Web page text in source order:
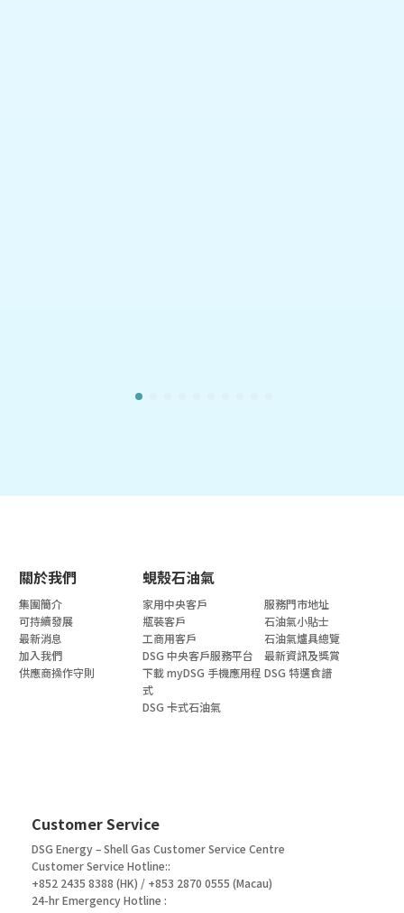
關於我們 蜆殼石油氣
集團簡介
可持續發展
最新消息
加入我們
供應商操作守則
家用中央客戶
瓶裝客戶
工商用客戶
DSG 中央客戶服務平台
下載 myDSG 手機應用程
式
DSG 卡式石油氣
服務門市地址
石油氣小貼士
石油氣爐具總覽
最新資訊及獎賞
DSG 特選食譜
Customer Service
DSG Energy – Shell Gas Customer Service Centre
Customer Service Hotline::
+852 2435 8388 (HK) / +853 2870 0555 (Macau)
24-hr Emergency Hotline :